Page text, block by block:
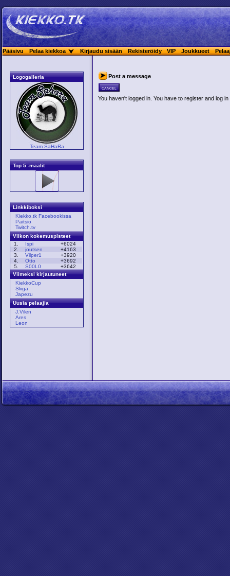
Pääsivu Pelaa kiekkoa Kirjaudu sisään Rekisteröidy VIP Joukkueet
Logogalleria
Team SaHaRa
Top 5 -maalit
Linkkiboksi
Kiekko.tk Facebookissa
Paitsio
Twitch.tv
Viikon kokemuspisteet
1.
Ispi
+6024
2.
joutsen
+4163
3.
Vilper1
+3920
4.
Otto
+3692
5.
S00L0
+3642
Viimeksi kirjautuneet
KiekkoCup
Sliiga
Japezu
Uusia pelaajia
J.Vilen
Ares
Leon
Post a message
cancel
You haven't logged in. You have to register and log